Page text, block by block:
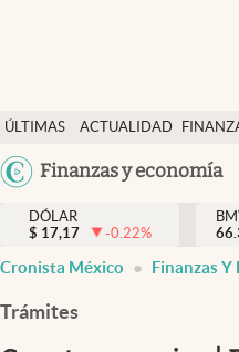
ÚLTIMAS
NOTICIAS
ACTUALIDAD
Finanzas y economía
Actualidad
Finanzas y economía
Dólar y mercados
DÓLAR
$ 17,17 -0.22%
Cronista México Finanzas Y
Trámites